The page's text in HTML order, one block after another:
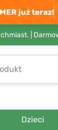
już teraz!
|
Dzieci